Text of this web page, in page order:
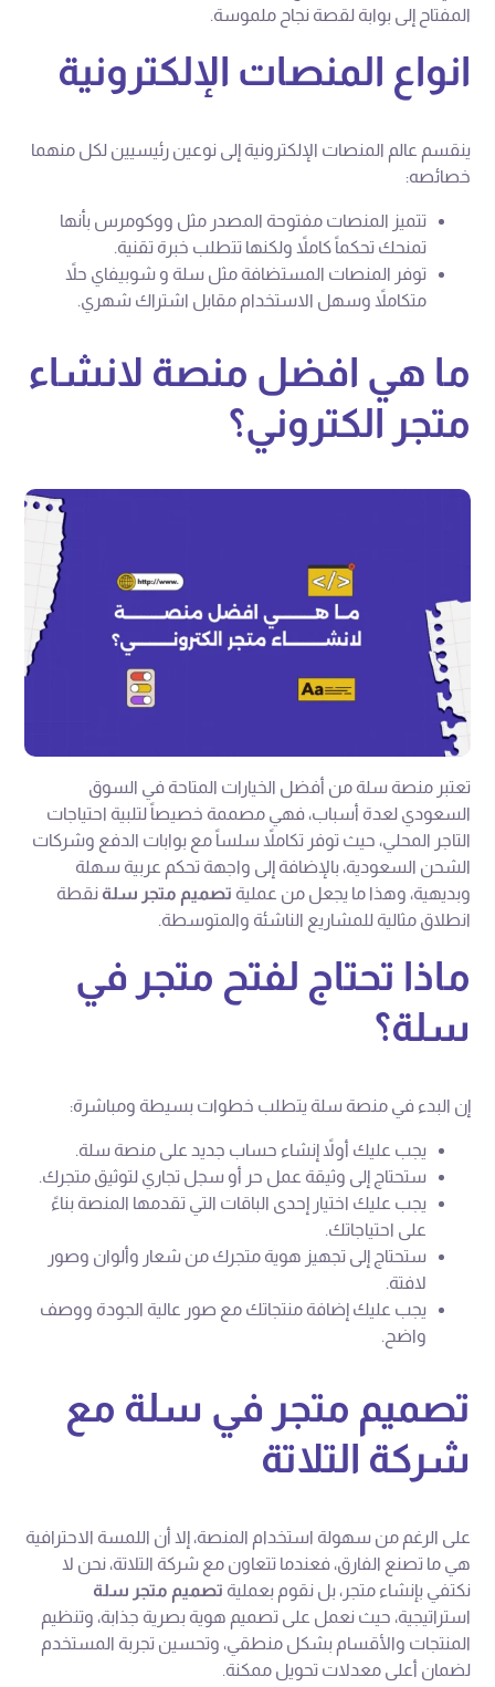
المفتاح إلى بوابة لقصة نجاح ملموسة.
انواع المنصات الإلكترونية
ينقسم عالم المنصات الإلكترونية إلى نوعين رئيسيين لكل منهما
خصائصه:
تتميز المنصات مفتوحة المصدر مثل ووكومرس بأنها
تمنحك تحكماً كاملاً ولكنها تتطلب خبرة تقنية.
توفر المنصات المستضافة مثل سلة و شوبيفاي حلاً
متكاملاً وسهل الاستخدام مقابل اشتراك شهري.
ما هي افضل منصة لانشاء
متجر الكتروني؟
تعتبر منصة سلة من أفضل الخيارات المتاحة في السوق
السعودي لعدة أسباب، فهي مصممة خصيصاً لتلبية احتياجات
التاجر المحلي، حيث توفر تكاملاً سلساً مع بوابات الدفع وشركات
الشحن السعودية، بالإضافة إلى واجهة تحكم عربية سهلة
وبديهية، وهذا ما يجعل من عملية تصميم متجر سلة نقطة
انطلاق مثالية للمشاريع الناشئة والمتوسطة.
ماذا تحتاج لفتح متجر في
سلة؟
إن البدء في منصة سلة يتطلب خطوات بسيطة ومباشرة:
يجب عليك أولاً إنشاء حساب جديد على منصة سلة.
ستحتاج إلى وثيقة عمل حر أو سجل تجاري لتوثيق متجرك.
يجب عليك اختيار إحدى الباقات التي تقدمها المنصة بناءً
على احتياجاتك.
ستحتاج إلى تجهيز هوية متجرك من شعار وألوان وصور
لافتة.
يجب عليك إضافة منتجاتك مع صور عالية الجودة ووصف
واضح.
تصميم متجر في سلة مع
شركة التلاتة
على الرغم من سهولة استخدام المنصة، إلا أن اللمسة الاحترافية
هي ما تصنع الفارق، فعندما تتعاون مع شركة التلاتة، نحن لا
نكتفي بإنشاء متجر، بل نقوم بعملية تصميم متجر سلة
استراتيجية، حيث نعمل على تصميم هوية بصرية جذابة، وتنظيم
المنتجات والأقسام بشكل منطقي، وتحسين تجربة المستخدم
لضمان أعلى معدلات تحويل ممكنة.